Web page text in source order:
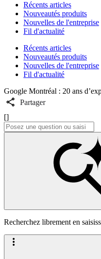
Récents articles
Nouveautés produits
Nouvelles de l'entreprise
Fil d'actualité
Récents articles
Nouveautés produits
Nouvelles de l'entreprise
Fil d'actualité
Google Montréal : 20 ans
Partager
[]
Recherchez librement en